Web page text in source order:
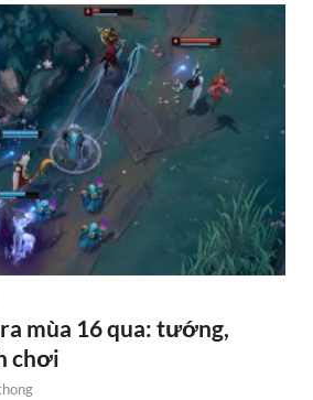
mùa 16 qua: tướng,
chơi